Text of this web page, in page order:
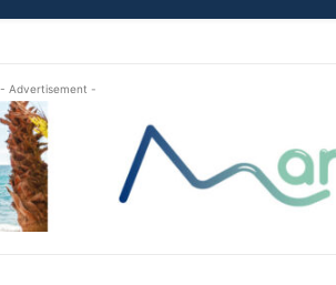
- Advertisement -